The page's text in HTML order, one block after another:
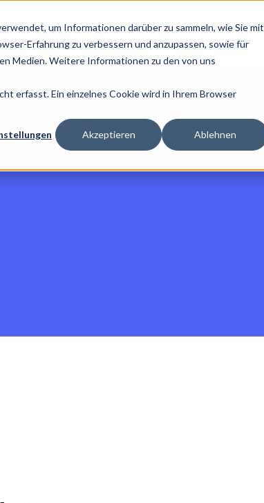
um Informationen darüber zu sammeln, wie Sie mit
Erfahrung zu verbessern und anzupassen, sowie für
Medien. Weitere Informationen zu den von uns
erfasst. Ein einzelnes Cookie wird in Ihrem Browser
Akzeptieren Ablehnen